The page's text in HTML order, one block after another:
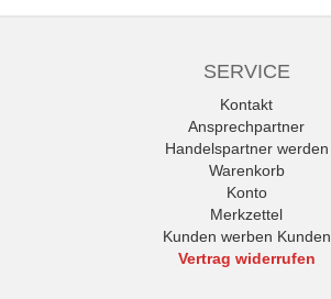
SERVICE
Kontakt
Ansprechpartner
Handelspartner werden
Warenkorb
Konto
Merkzettel
Kunden werben Kunden
Vertrag widerrufen